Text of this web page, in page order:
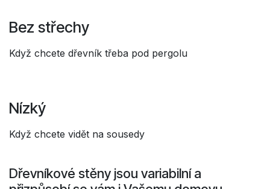
Bez střechy
Když chcete dřevník třeba pod pergolu
Nízký
Když chcete vidět na sousedy
Dřevníkové stěny jsou variabilní a